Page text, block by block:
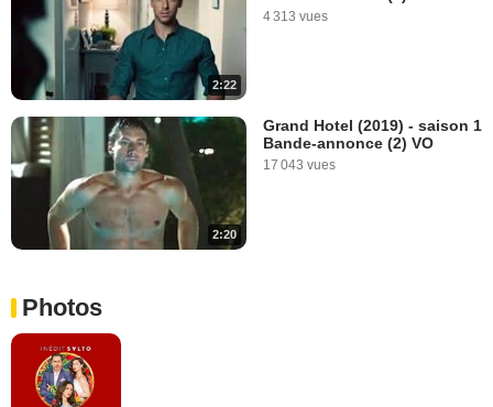
2:22
4 313 vues
2:20
Grand Hotel (2019) - saison 1
Bande-annonce (2) VO
17 043 vues
Photos